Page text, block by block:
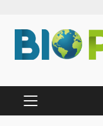
Inhalt
springen
PRIMÄRES
MENÜ